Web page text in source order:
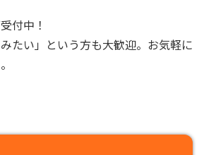
付中！
たい」という方も大歓迎。お気軽に